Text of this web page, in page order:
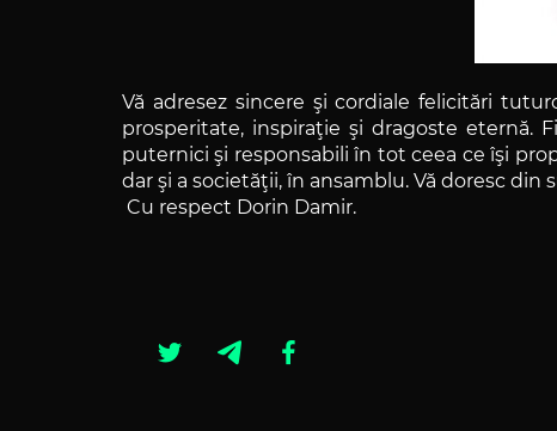
Vă adresez sincere şi cordiale felicitări
prosperitate, inspiraţie şi dragoste eternă.
puternici şi responsabili în tot ceea ce îşi
dar şi a societăţii, în ansamblu. Vă doresc
Cu respect Dorin Damir.